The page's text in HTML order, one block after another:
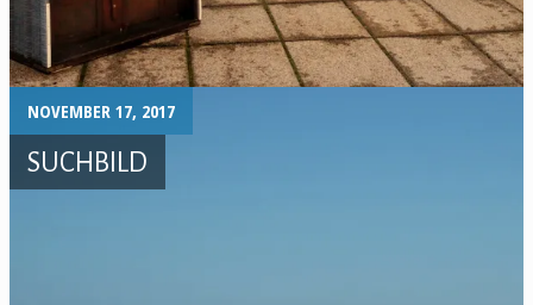
NOVEMBER 17, 2017
SUCHBILD